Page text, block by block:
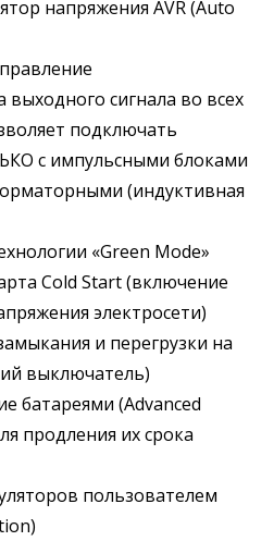
напряжения AVR (Auto
сигнала во всех
подключать
с импульсными блоками
(индуктивная
«Green Mode»
Cold Start (включение
электросети)
и перегрузки на
выключатель)
батареями (Advanced
продления их срока
пользователем